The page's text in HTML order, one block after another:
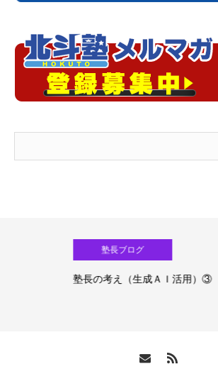
塾長の考え（生成ＡＩ活用）③